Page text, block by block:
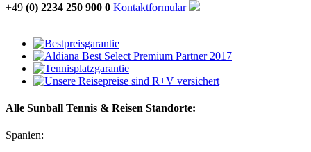
+49 (0) 2234 250 900 0 Kontaktformular
Alle Sunball Tennis & Reisen Standorte:
Spanien: